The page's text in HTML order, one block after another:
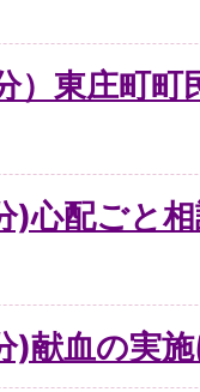
）東庄町町
心配ごと
)献血の実